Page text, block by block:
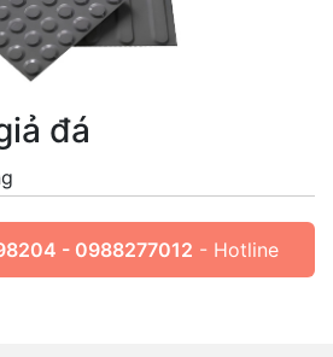
đá
- 0988277012 - Hotline